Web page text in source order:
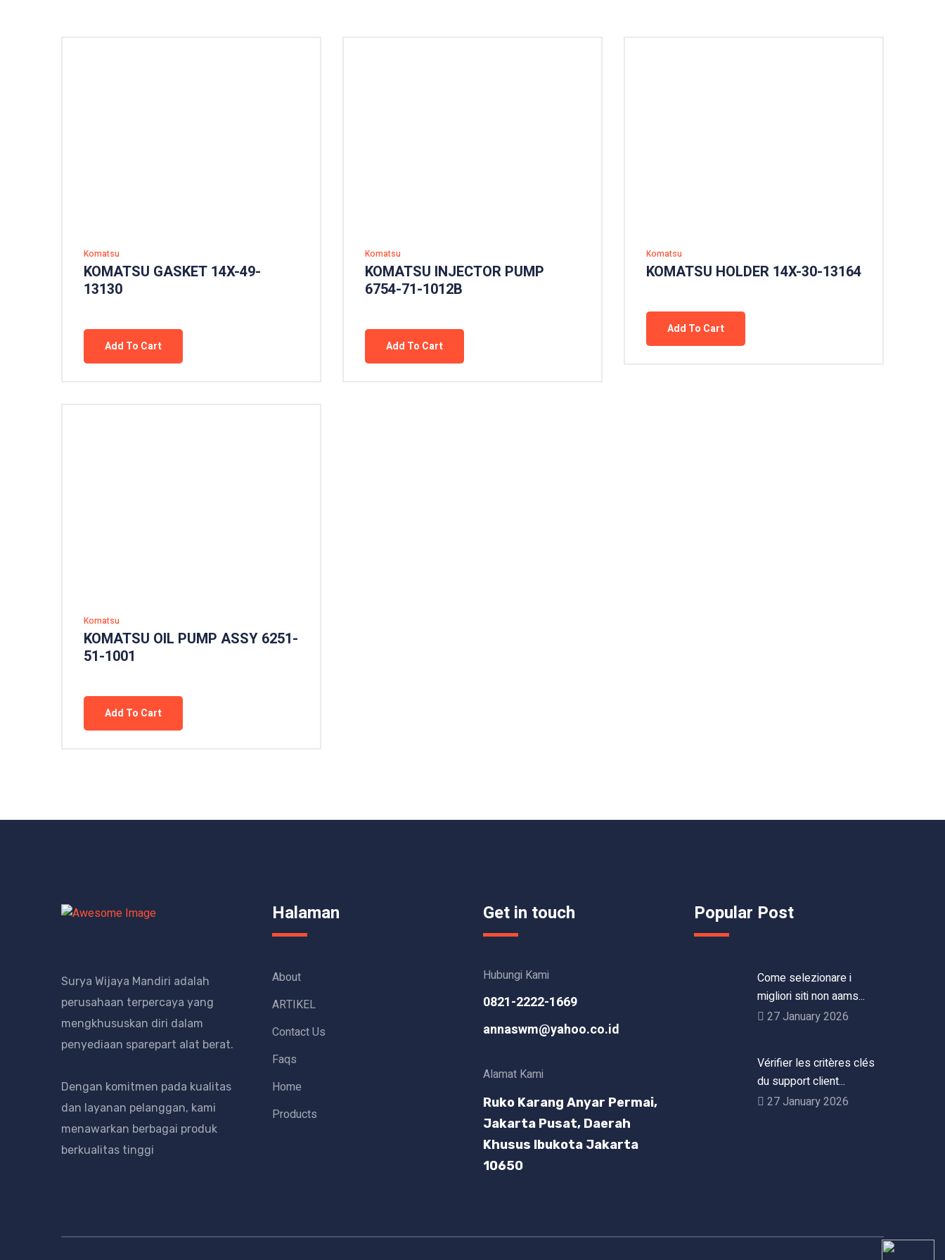
Komatsu
KOMATSU GASKET 14X-49-
13130
Add To Cart
Komatsu
KOMATSU INJECTOR PUMP
6754-71-1012B
Add To Cart
Komatsu
KOMATSU HOLDER 14X-30-13164
Add To Cart
Komatsu
KOMATSU OIL PUMP ASSY 6251-
51-1001
Add To Cart
Surya Wijaya Mandiri adalah
perusahaan terpercaya yang
mengkhususkan diri dalam
penyediaan sparepart alat berat.
Dengan komitmen pada kualitas
dan layanan pelanggan, kami
menawarkan berbagai produk
berkualitas tinggi
Halaman
About
ARTIKEL
Contact Us
Faqs
Home
Products
Get in touch
Hubungi Kami
0821-2222-1669
annaswm@yahoo.co.id
Alamat Kami
Ruko Karang Anyar Permai,
Jakarta Pusat, Daerah
Khusus Ibukota Jakarta
10650
Popular Post
Come selezionare i
migliori siti non aams...
27 January 2026
Vérifier les critères clés
du support client...
27 January 2026